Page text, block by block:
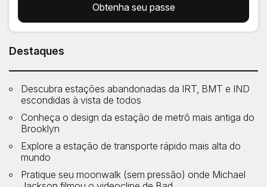
Obtenha seu passe
Destaques
Descubra estações abandonadas da IRT, BMT e IND
escondidas à vista de todos
Conheça o design da estação de metrô mais antiga do
Brooklyn
Explore a estação de transporte rápido mais alta do
mundo
Pratique seu moonwalk (sem pressão) onde Michael